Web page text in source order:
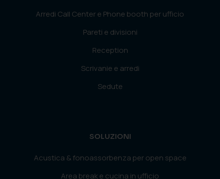
Arredi Call Center e Phone booth per ufficio
Pareti e divisioni
Reception
Scrivanie e arredi
Sedute
SOLUZIONI
Acustica & fonoassorbenza per open space
Area break e cucina in ufficio